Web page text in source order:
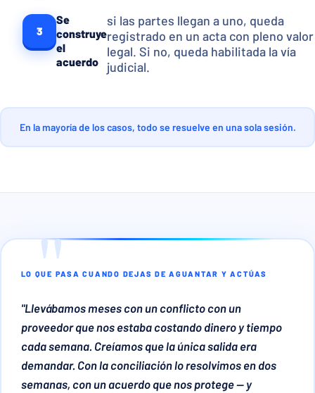
3
Se
construye
el
acuerdo
si las partes llegan a uno, queda
registrado en un acta con pleno valor
legal. Si no, queda habilitada la vía
judicial.
En la mayoría de los casos, todo se resuelve en una sola sesión.
LO QUE PASA CUANDO DEJAS DE AGUANTAR Y ACTÚAS
"Llevábamos meses con un conflicto con un
proveedor que nos estaba costando dinero y tiempo
cada semana. Creíamos que la única salida era
demandar. Con la conciliación lo resolvimos en dos
semanas, con un acuerdo que nos protege — y